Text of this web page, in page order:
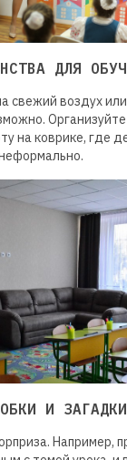
ДЛЯ
свежий воздух
Организуйте
на коврике, где
И ЗАГАДКИ
Например,